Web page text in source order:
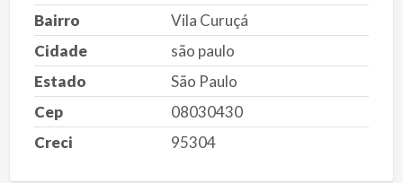
Bairro
Vila Curuçá
Cidade
são paulo
Estado
São Paulo
Cep
08030430
Creci
95304